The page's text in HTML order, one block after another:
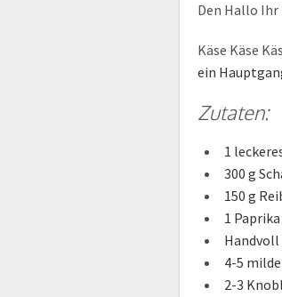
Den Hallo Ihr
Käse Käse
ein
Zutaten:
1
300 g
150 g
1 Paprika
4-5
2-3